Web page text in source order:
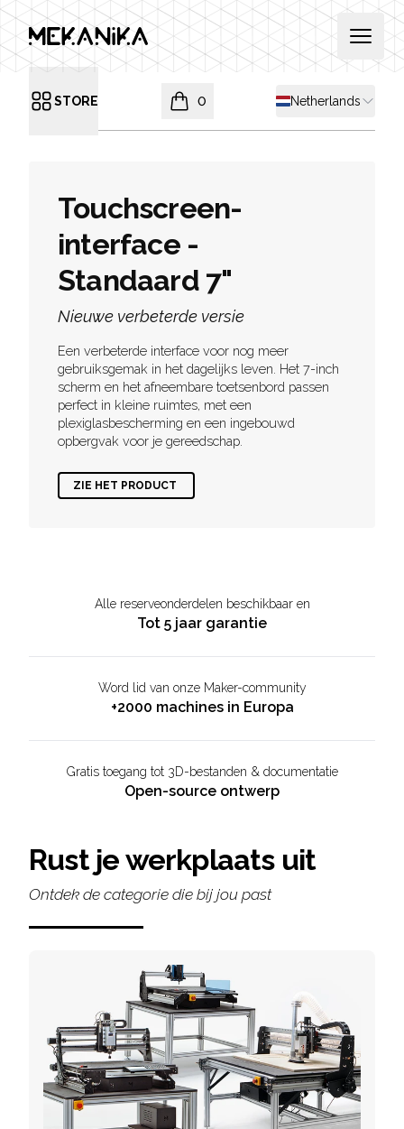
MEKANIKA Open
Open menu
STORE Shipping country
Netherlands
0
items in cart, view bag
Touchscreen-
interface -
Standaard 7"
Nieuwe verbeterde versie
Een verbeterde interface voor nog meer
gebruiksgemak in het dagelijks leven. Het 7-inch
scherm en het afneembare toetsenbord passen
perfect in kleine ruimtes, met een
plexiglasbescherming en een ingebouwd
opbergvak voor je gereedschap.
ZIE HET PRODUCT
NIEUW
Alle reserveonderdelen beschikbaar en
Tot 5 jaar garantie
Word lid van onze Maker-community
+2000 machines in Europa
Gratis toegang tot 3D-bestanden & documentatie
Open-source ontwerp
Rust je werkplaats uit
Ontdek de categorie die bij jou past